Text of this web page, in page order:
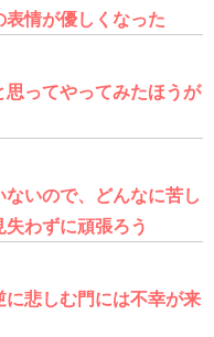
表情が優しくなった
ってやってみたほうが
ないので、どんなに苦し
わずに頑張ろう
悲しむ門には不幸が来